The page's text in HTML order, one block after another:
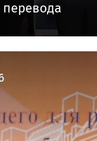
перевода